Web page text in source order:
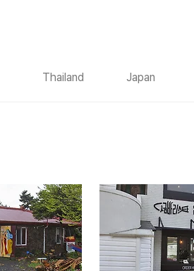
Thailand Japan